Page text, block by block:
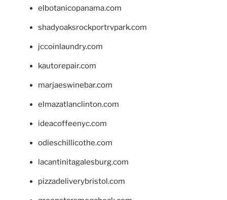
elbotanicopanama.com
shadyoaksrockportrvpark.com
jccoinlaundry.com
kautorepair.com
marjaeswinebar.com
elmazatlanclinton.com
ideacoffeenyc.com
odieschillicothe.com
lacantinitagalesburg.com
pizzadeliverybristol.com